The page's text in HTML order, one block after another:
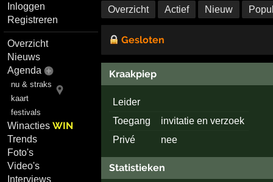
Inloggen
Registreren
Overzicht
Nieuws
Agenda
nu & straks
kaart
festivals
WinactiesWIN
Trends
Foto's
Video's
Interviews
Overzicht Actief Nieuw
Gesloten
Kraakpiep
Leider
Toegang
invitatie en verzoek
Privé
nee
Statistieken